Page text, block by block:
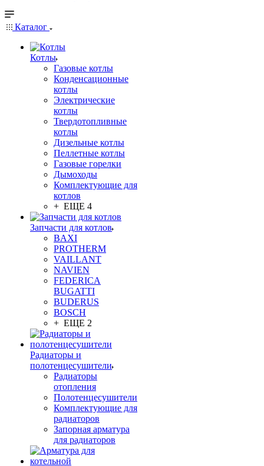
Каталог
Котлы
Газовые котлы
Конденсационные
котлы
Электрические
котлы
Твердотопливные
котлы
Дизельные котлы
Пеллетные котлы
Газовые горелки
Дымоходы
Комплектующие для
котлов
+ ЕЩЕ 4
Запчасти для котлов
BAXI
PROTHERM
VAILLANT
NAVIEN
FEDERICA
BUGATTI
BUDERUS
BOSCH
+ ЕЩЕ 2
Радиаторы и
полотенцесушители
Радиаторы
отопления
Полотенцесушители
Комплектующие для
радиаторов
Запорная арматура
для радиаторов